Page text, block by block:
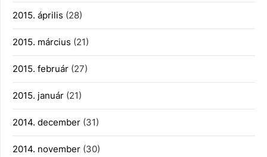
2015. április (28)
2015. március (21)
2015. február (27)
2015. január (21)
2014. december (31)
2014. november (30)